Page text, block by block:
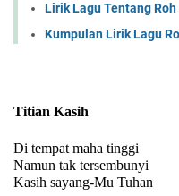
Lirik Lagu Tentang Roh
Kumpulan Lirik Lagu
Titian Kasih
Di tempat maha tinggi
Namun tak tersembunyi
Kasih sayang-Mu Tuhan